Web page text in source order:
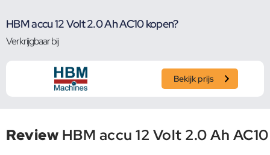
HBM accu 12 Volt 2.0 Ah AC10 kopen?
Verkrijgbaar bij
Bekijk prijs
Review HBM accu 12 Volt 2.0 Ah AC10